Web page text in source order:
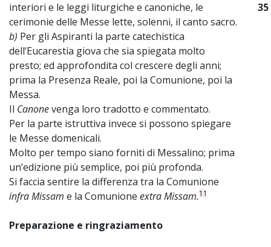
interiori e le leggi liturgiche e canoniche, le
cerimonie delle Messe lette, solenni, il canto sacro.
b) Per gli Aspiranti la parte catechistica
dell’Eucarestia giova che sia spiegata molto
presto; ed approfondita col crescere degli anni;
prima la Presenza Reale, poi la Comunione, poi la
Messa.
Il Canonevenga loro tradotto e commentato.
Per la parte istruttiva invece si possono spiegare
le Messe domenicali.
Molto per tempo siano forniti di Messalino; prima
un’edizione più semplice, poi più profonda.
Si faccia sentire la differenza tra la Comunione
infra Missam e la Comunione extra Missam.11
Preparazione e ringraziamento
35